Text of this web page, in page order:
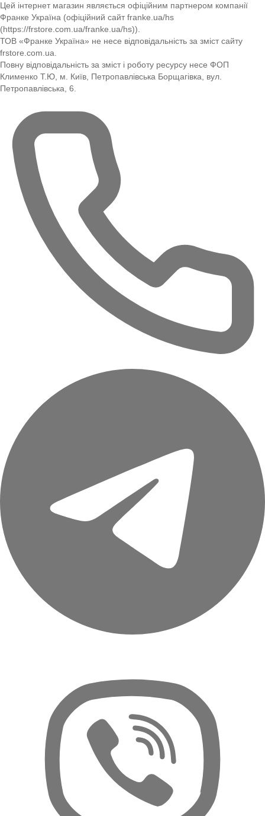
Цей інтернет магазин являється офіційним партнером компанії
Франке Україна (офіційний сайт franke.ua/hs
(https://frstore.com.ua/franke.ua/hs)).
ТОВ «Франке Україна» не несе відповідальність за зміст сайту
frstore.com.ua.
Повну відповідальність за зміст і роботу ресурсу несе ФОП
Клименко Т.Ю, м. Київ, Петропавлівська Борщагівка, вул.
Петропавлівська, 6.